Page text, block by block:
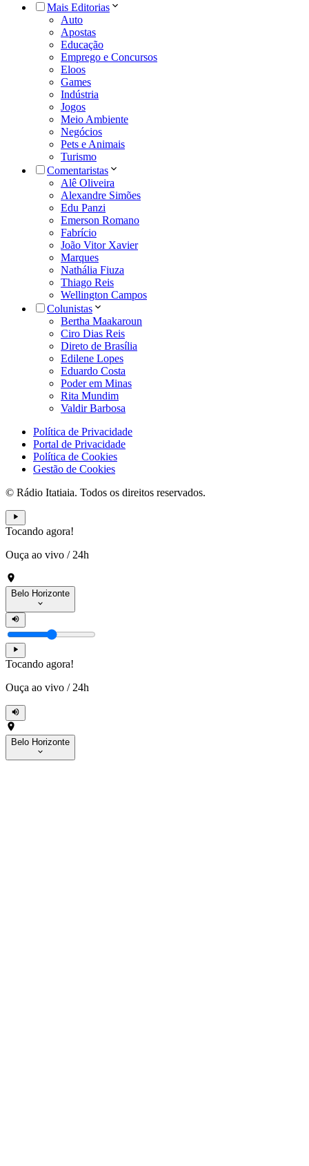
Mais Editorias
Auto
Apostas
Educação
Emprego e Concursos
Eloos
Games
Indústria
Jogos
Meio Ambiente
Negócios
Pets e Animais
Turismo
Comentaristas
Alê Oliveira
Alexandre Simões
Edu Panzi
Emerson Romano
Fabrício
João Vitor Xavier
Marques
Nathália Fiuza
Thiago Reis
Wellington Campos
Colunistas
Bertha Maakaroun
Ciro Dias Reis
Direto de Brasília
Edilene Lopes
Eduardo Costa
Poder em Minas
Rita Mundim
Valdir Barbosa
Política de Privacidade
Portal de Privacidade
Política de Cookies
Gestão de Cookies
© Rádio Itatiaia. Todos os direitos reservados.
Tocando agora!
Ouça ao vivo / 24h
Belo Horizonte
Tocando agora!
Ouça ao vivo / 24h
Belo Horizonte